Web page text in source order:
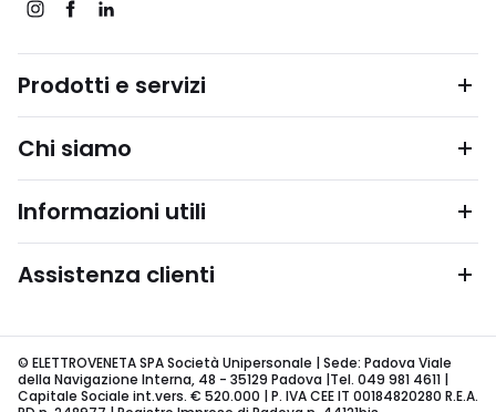
Prodotti e servizi
Chi siamo
Informazioni utili
Assistenza clienti
© ELETTROVENETA SPA Società Unipersonale | Sede: Padova Viale
della Navigazione Interna, 48 - 35129 Padova |Tel. 049 981 4611 |
Capitale Sociale int.vers. € 520.000 | P. IVA CEE IT 00184820280 R.E.A.